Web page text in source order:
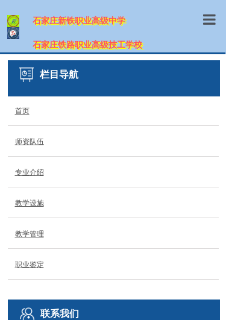
石家庄新铁职业高级中学
石家庄铁路职业高级技工学校
师
职
联系我们
栏目导航
首页
师资队伍
专业介绍
教学设施
教学管理
职业鉴定